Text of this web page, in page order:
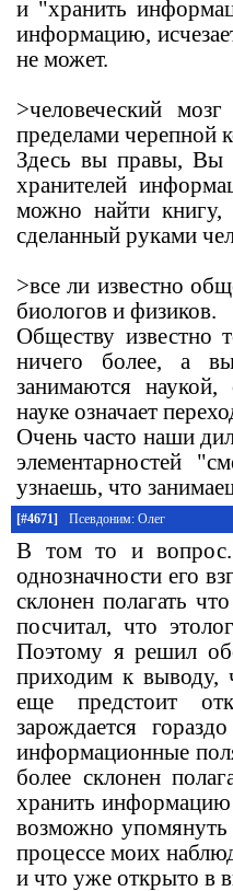
и "хранить
информацию,
не может.
>человеческий
пределами черепной
Здесь вы правы, Вы
хранителей
можно найти книгу,
сделанный руками
>все ли известно
биологов и физиков.
Обществу известно
ничего более, а
занимаются
науке означает
Очень часто наши
элементарностей
узнаешь, что
[#4671] Псевдоним: Олег
В том то и вопрос.
однозначности его
склонен полагать
посчитал, что
Поэтому я решил
приходим к выводу,
еще предстоит
зарождается
информационные
более склонен
хранить информацию
возможно
процессе моих
и что уже открыто в